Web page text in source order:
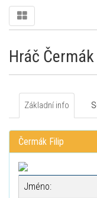
Hráč
Základní info
Čermák Filip
Jméno: